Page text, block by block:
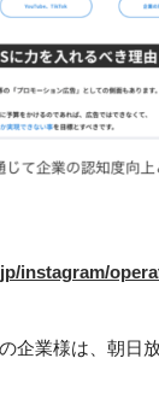
instagram/
企業様は、朝日